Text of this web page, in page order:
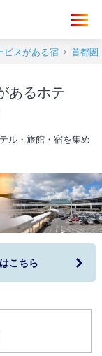
ビスがある宿 首都圏
あるホテ
ル・旅館・宿を集め
こちら